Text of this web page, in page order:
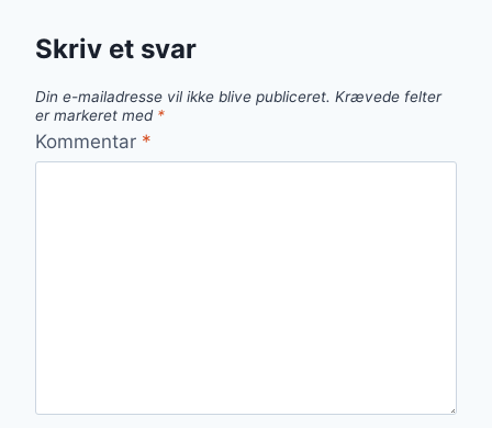
Skriv et svar
Din e-mailadresse vil ikke blive publiceret. Krævede felter
er markeret med *
Kommentar *